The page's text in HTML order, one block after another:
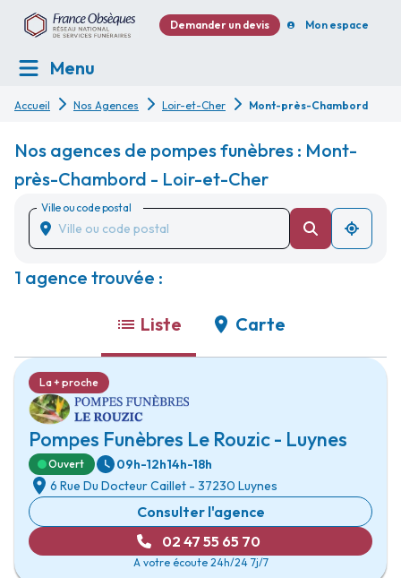
Demander un devis Mon espace
Menu
Accueil Nos Agences Loir-et-Cher Mont-près-Chambord
Nos agences de pompes funèbres : Mont-
près-Chambord - Loir-et-Cher
Ville ou code postal
1 agence trouvée :
Liste Carte
Pompes Funèbres Le Rouzic - Luynes
La + proche
Ouvert 09h-12h14h-18h
6 Rue Du Docteur Caillet - 37230 Luynes
Consulter l'agence
02 47 55 65 70
A votre écoute 24h/24 7j/7